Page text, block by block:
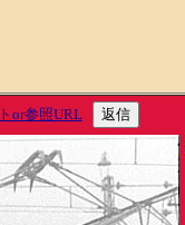
or参照URL